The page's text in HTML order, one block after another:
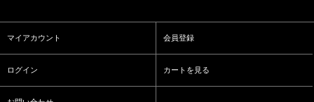
マイアカウント 会員登録
ログイン カートを見る